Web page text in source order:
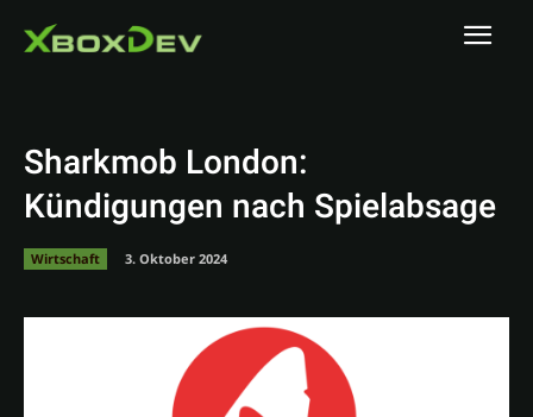
Sharkmob London:
Kündigungen nach Spielabsage
Wirtschaft 3. Oktober 2024